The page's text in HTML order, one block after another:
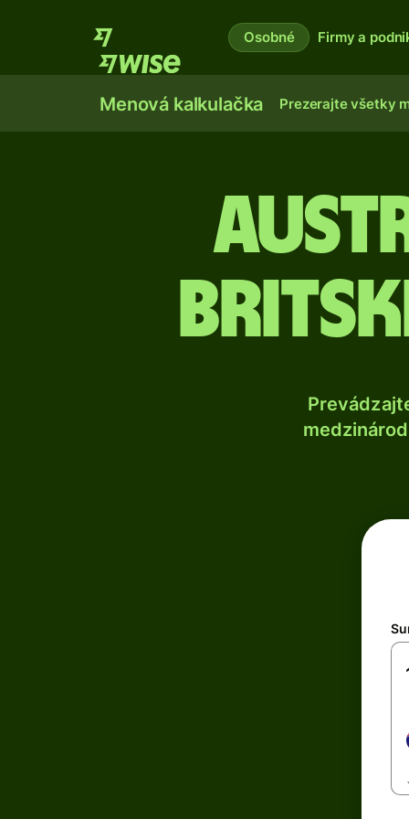
Osobné Firmy a
Menová kalkulačka Prezerajte všetky